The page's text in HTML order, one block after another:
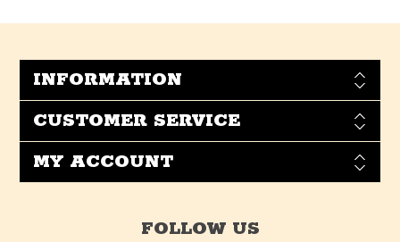
INFORMATION
CUSTOMER SERVICE
MY ACCOUNT
FOLLOW US